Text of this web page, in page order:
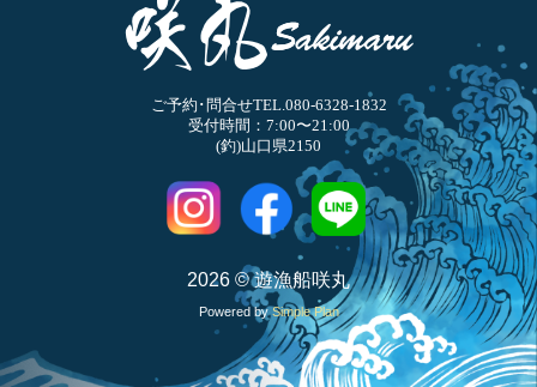
ご予約･問合せTEL.080-6328-1832
受付時間：7:00〜21:00
(釣)山口県2150
2026 © 遊漁船咲丸
Powered bySimple Plan